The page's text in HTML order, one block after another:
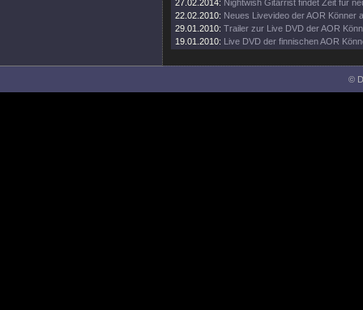
27.02.2014: Nightwish Gitarrist findet Zeit für
22.02.2010: Neues Livevideo der AOR Könner
29.01.2010: Trailer zur Live DVD der AOR
19.01.2010: Live DVD der finnischen AOR
©